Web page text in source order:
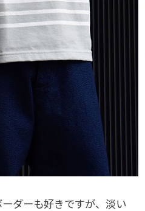
ダーも好きですが、淡い